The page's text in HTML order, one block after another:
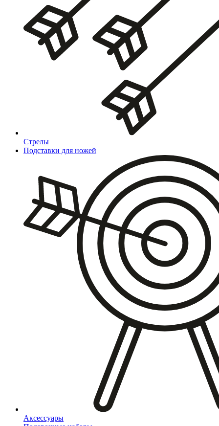
Стрелы
Подставки для ножей
Аксессуары